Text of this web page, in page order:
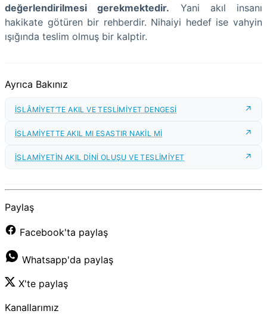
değerlendirilmesi gerekmektedir. Yani akıl insanı
hakikate götüren bir rehberdir. Nihaiyi hedef ise vahyin
ışığında teslim olmuş bir kalptir.
Ayrıca Bakınız
İSLÂMİYET’TE AKIL VE TESLİMİYET DENGESİ
İSLAMİYETTE AKIL MI ESASTIR NAKİL Mİ
İSLAMİYETİN AKIL DİNİ OLUŞU VE TESLİMİYET
Paylaş
Facebook'ta paylaş
Whatsapp'da paylaş
X'te paylaş
Kanallarımız